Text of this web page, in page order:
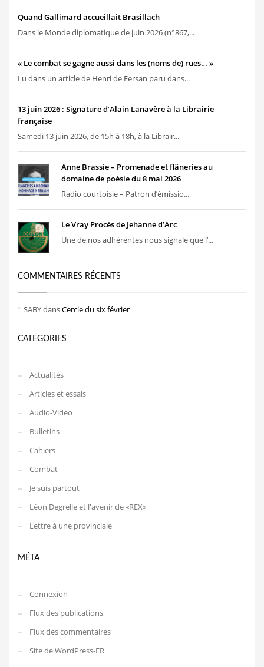
Quand Gallimard accueillait Brasillach
Dans le Monde diplomatique de juin 2026 (n°867,...
« Le combat se gagne aussi dans les (noms de) rues… »
Lu dans un article de Henri de Fersan paru dans...
13 juin 2026 : Signature d’Alain Lanavère à la Librairie
française
Samedi 13 juin 2026, de 15h à 18h, à la Librair...
Anne Brassie – Promenade et flâneries au
domaine de poésie du 8 mai 2026
Radio courtoisie – Patron d’émissio...
Le Vray Procès de Jehanne d’Arc
Une de nos adhérentes nous signale que l’...
COMMENTAIRES RÉCENTS
SABYdansCercle du six février
CATEGORIES
Actualités
Articles et essais
Audio-Video
Bulletins
Cahiers
Combat
Je suis partout
Léon Degrelle et l'avenir de «REX»
Lettre à une provinciale
MÉTA
Connexion
Flux des publications
Flux des commentaires
Site de WordPress-FR